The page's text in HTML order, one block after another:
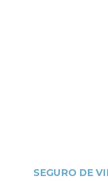
SEGURO DE